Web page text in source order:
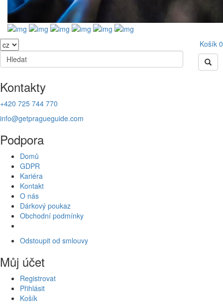
Košík 0
Kontakty
+420 725 744 770
info@getpragueguide.com
Podpora
Domů
GDPR
Kariéra
Kontakt
O nás
Dárkový poukaz
Obchodní podmínky
Odstoupit od smlouvy
Můj účet
Registrovat
Přihlásit
Košík